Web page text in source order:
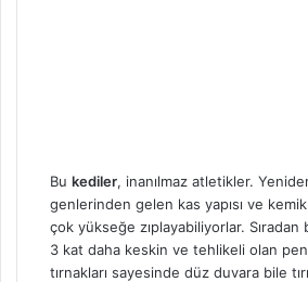
Bu kediler, inanılmaz atletikler.
genlerinden gelen kas yapısı ve
çok yükseğe zıplayabiliyorlar.
3 kat daha keskin ve tehlikeli olan
tırnakları sayesinde düz duvara bile